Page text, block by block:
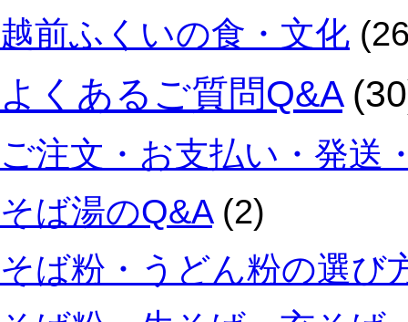
越前ふくいの食・文化
よくあるご質問Q&A
ご注文・お支払い・発送
そば湯のQ&A(2)
そば粉・うどん粉の選び